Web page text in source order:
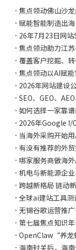
焦点领动以AI赋
如何选择一家靠
机电与新能源企
无锡谷歌运营推
海南封关后，海